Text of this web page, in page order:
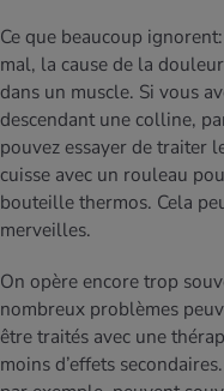
Ce que beaucoup
mal, la cause de la
dans un muscle. Si vous
descendant une colline,
pouvez essayer de traiter
cuisse avec un rouleau
bouteille thermos. Cela
merveilles.
On opère encore trop
nombreux problèmes
être traités avec une
moins d’effets